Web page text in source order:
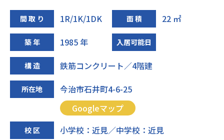
間 取 り 1R/1K/1DK 面 積 22 ㎡
築 年 1985 年 入居可能日
構 造 鉄筋コンクリート／4階建
所在地
今治市石井町4-6-25
Googleマップ
校 区 小学校：近見／中学校：近見